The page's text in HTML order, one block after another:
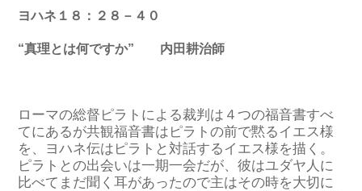
ヨハネ１８：２８－４０
“真理とは何ですか” 内田耕治師
ローマの総督ピラトによる裁判は４つの福音書すべ
てにあるが共観福音書はピラトの前で黙るイエス様
を、ヨハネ伝はピラトと対話するイエス様を描く。
ピラトとの出会いは一期一会だが、彼はユダヤ人に
比べてまだ聞く耳があったので主はその時を大切に